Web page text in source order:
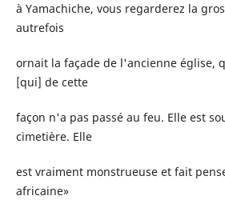
à Yamachiche, vous regarderez la
autrefois
ornait la façade de l'ancienne église,
[qui] de cette
façon n'a pas passé au feu. Elle est
cimetière. Elle
est vraiment monstrueuse et fait
africaine»